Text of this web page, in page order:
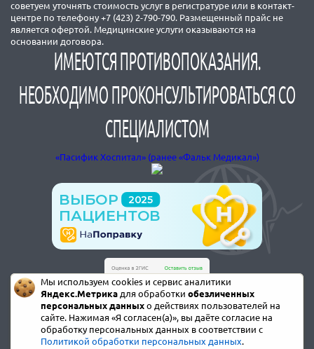
советуем уточнять стоимость услуг в регистратуре или в контакт-
центре по телефону +7 (423) 2-790-790. Размещенный прайс не
является офертой. Медицинские услуги оказываются на
основании договора.
ИМЕЮТСЯ ПРОТИВОПОКАЗАНИЯ.
НЕОБХОДИМО ПРОКОНСУЛЬТИРОВАТЬСЯ СО
СПЕЦИАЛИСТОМ
«Пасифик Хоспитал» (ранее «Фальк Медикал»)
Мы используем cookies и сервис аналитики
Яндекс.Метрикадля обработки обезличенных
персональных данныхо действиях пользователей на
сайте. Нажимая «Я согласен(а)», вы даёте согласие на
обработку персональных данных в соответствии с
Политикой обработки персональных данных.